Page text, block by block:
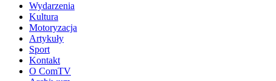
Wydarzenia
Kultura
Motoryzacja
Artykuły
Sport
Kontakt
O ComTV